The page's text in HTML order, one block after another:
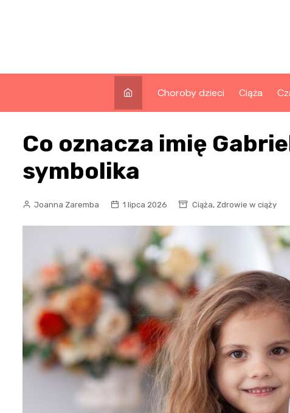
Choroby dzieci Ciąża
Co oznacza imię
symbolika
Joanna Zaremba 1 lipca 2026 Ciąża, Zdrowie w ciąży